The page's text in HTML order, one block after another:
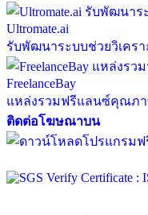
Ultromate.ai
รับพัฒนาระบบช่วยวิเคร
FreelanceBay
แหล่งรวมฟรีแลนซ์คุณภ
ติดต่อโฆษณาบน